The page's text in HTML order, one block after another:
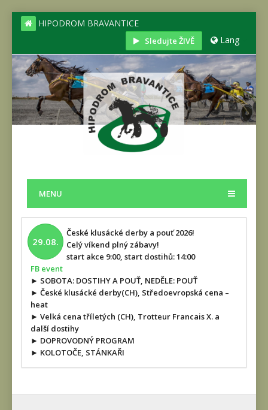
HIPODROM BRAVANTICE
Sledujte ŽIVĚ Lang
MENU
29.08.
České klusácké derby a pouť 2026!
Celý víkend plný zábavy!
start akce 9:00, start dostihů: 14:00
FB event
► SOBOTA: DOSTIHY A POUŤ, NEDĚLE: POUŤ
► České klusácké derby(CH), Středoevropská cena –
heat
► Velká cena tříletých (CH), Trotteur Francais X. a
další dostihy
► DOPROVODNÝ PROGRAM
► KOLOTOČE, STÁNKAŘI